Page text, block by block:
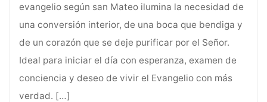
evangelio según san Mateo ilumina la necesidad de
una conversión interior, de una boca que bendiga y
de un corazón que se deje purificar por el Señor.
Ideal para iniciar el día con esperanza, examen de
conciencia y deseo de vivir el Evangelio con más
verdad. […]